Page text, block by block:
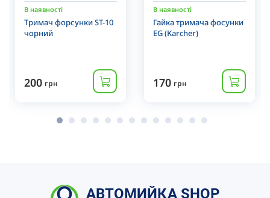
В наявності
Тримач форсунки ST-10
чорний
200 грн
В наявності
Гайка тримача фосунки
EG (Karcher)
170 грн
АВТОМИЙКА SHOP